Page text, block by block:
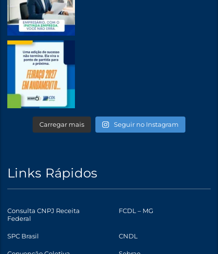
Carregar mais Seguir no Instagram
Links Rápidos
Consulta CNPJ Receita
Federal
FCDL – MG
SPC Brasil CNDL